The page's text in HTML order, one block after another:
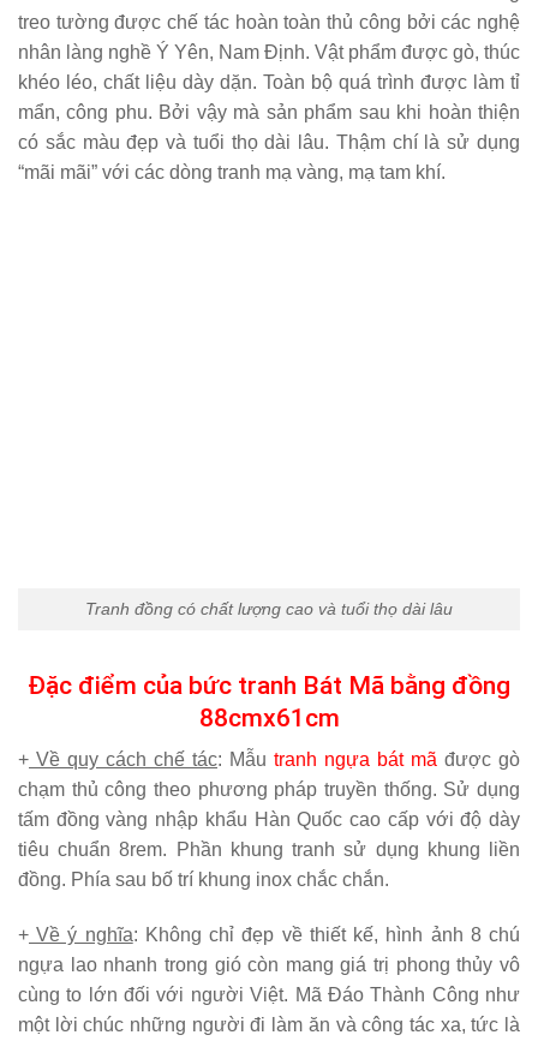
treo tường được chế tác hoàn toàn thủ công bởi các nghệ
nhân làng nghề Ý Yên, Nam Định. Vật phẩm được gò, thúc
khéo léo, chất liệu dày dặn. Toàn bộ quá trình được làm tỉ
mẩn, công phu. Bởi vậy mà sản phẩm sau khi hoàn thiện
có sắc màu đẹp và tuổi thọ dài lâu. Thậm chí là sử dụng
“mãi mãi” với các dòng tranh mạ vàng, mạ tam khí.
Tranh đồng có chất lượng cao và tuổi thọ dài lâu
Đặc điểm của bức tranh Bát Mã bằng đồng
88cmx61cm
+ Về quy cách chế tác: Mẫu tranh ngựa bát mã được gò
chạm thủ công theo phương pháp truyền thống. Sử dụng
tấm đồng vàng nhập khẩu Hàn Quốc cao cấp với độ dày
tiêu chuẩn 8rem. Phần khung tranh sử dụng khung liền
đồng. Phía sau bố trí khung inox chắc chắn.
+ Về ý nghĩa: Không chỉ đẹp về thiết kế, hình ảnh 8 chú
ngựa lao nhanh trong gió còn mang giá trị phong thủy vô
cùng to lớn đối với người Việt. Mã Đáo Thành Công như
một lời chúc những người đi làm ăn và công tác xa, tức là